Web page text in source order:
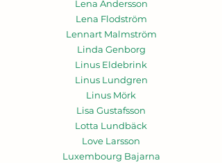
Lena Andersson
Lena Flodström
Lennart Malmström
Linda Genborg
Linus Eldebrink
Linus Lundgren
Linus Mörk
Lisa Gustafsson
Lotta Lundbäck
Love Larsson
Luxembourg Bajarna